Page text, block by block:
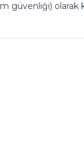
güvenliği)